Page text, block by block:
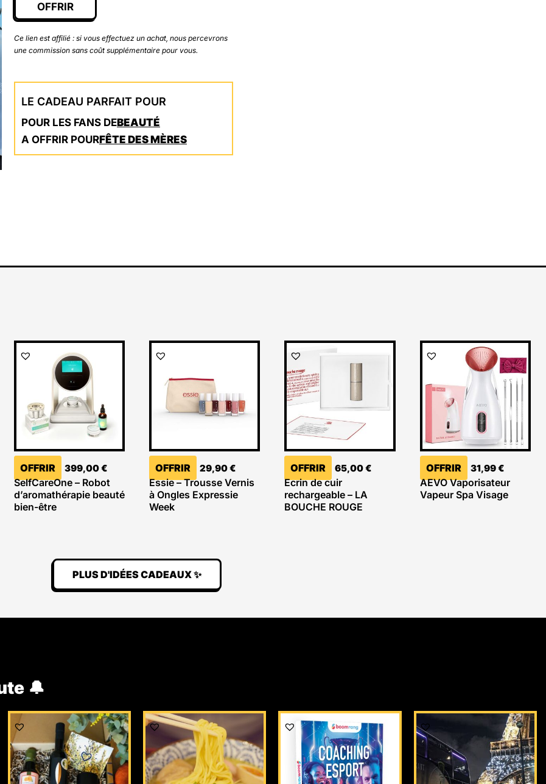
OFFRIR
Ce lien est affilié : si vous effectuez un achat, nous percevrons
une commission sans coût supplémentaire pour vous.
LE CADEAU PARFAIT POUR
POUR LES FANS DEBEAUTÉ
A OFFRIR POURFÊTE DES MÈRES
OFFRIR 399,00€
SelfCareOne – Robot
d’aromathérapie beauté
bien-être
OFFRIR 29,90€
Essie – Trousse Vernis
à Ongles Expressie
Week
OFFRIR 65,00€
Ecrin de cuir
rechargeable – LA
BOUCHE ROUGE
OFFRIR 31,99€
AEVO Vaporisateur
Vapeur Spa Visage
PLUS D'IDÉES CADEAUX ✨
🔔